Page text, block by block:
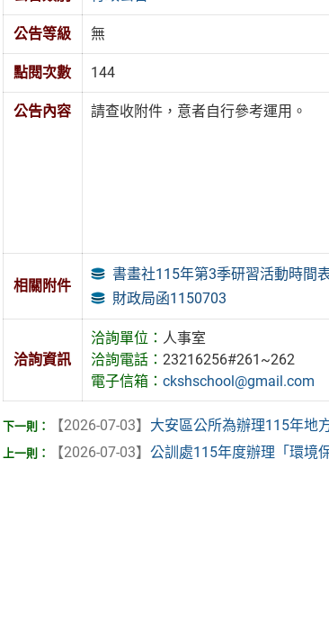
公告等級 無
點閱次數 144
公告內容 請查收附件，意者自行參考運用。
相關附件
書畫社115年第3季研習活動時間
財政局函1150703
洽詢資訊
洽詢單位： 人事室
洽詢電話：23216256#261~262
電子信箱：ckshschool@gmail.com
【2026-07-03】 大安區公所為辦理115年地
【2026-07-03】 公訓處115年度辦理「環境